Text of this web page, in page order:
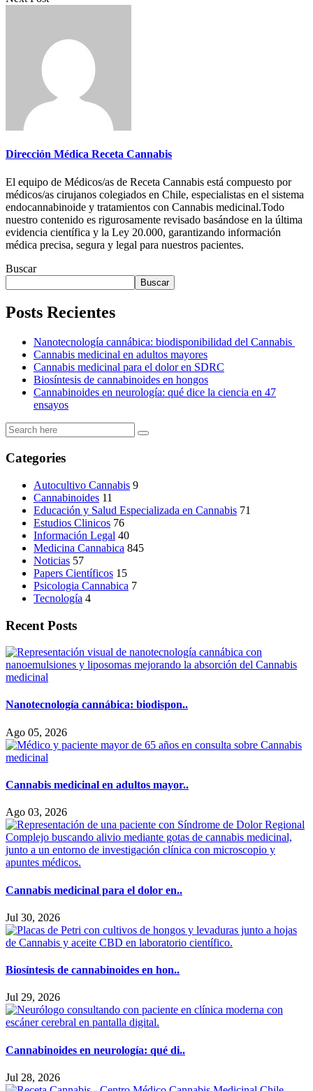
Dirección Médica Receta Cannabis
El equipo de Médicos/as de Receta Cannabis está compuesto por
médicos/as cirujanos colegiados en Chile, especialistas en el sistema
endocannabinoide y tratamientos con Cannabis medicinal.Todo
nuestro contenido es rigurosamente revisado basándose en la última
evidencia científica y la Ley 20.000, garantizando información
médica precisa, segura y legal para nuestros pacientes.
Buscar
Buscar
Posts Recientes
Nanotecnología cannábica: biodisponibilidad del Cannabis
Cannabis medicinal en adultos mayores
Cannabis medicinal para el dolor en SDRC
Biosíntesis de cannabinoides en hongos
Cannabinoides en neurología: qué dice la ciencia en 47
ensayos
Categories
Autocultivo Cannabis 9
Cannabinoides 11
Educación y Salud Especializada en Cannabis 71
Estudios Clinicos 76
Información Legal 40
Medicina Cannabica 845
Noticias 57
Papers Científicos 15
Psicologia Cannabica 7
Tecnología 4
Recent Posts
Nanotecnología cannábica: biodispon..
Ago 05, 2026
Cannabis medicinal en adultos mayor..
Ago 03, 2026
Cannabis medicinal para el dolor en..
Jul 30, 2026
Biosíntesis de cannabinoides en hon..
Jul 29, 2026
Cannabinoides en neurología: qué di..
Jul 28, 2026